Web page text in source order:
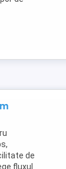
de
fluxul